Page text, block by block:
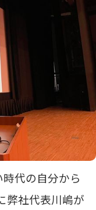
代の自分から
弊社代表川嶋が